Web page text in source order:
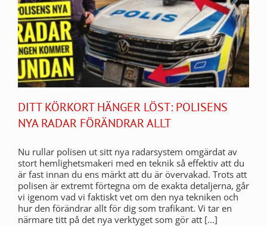
DITT KÖRKORT HÄNGER LÖST: POLISENS
NYA RADAR FÖRÄNDRAR ALLT
Nu rullar polisen ut sitt nya radarsystem omgärdat av
stort hemlighetsmakeri med en teknik så effektiv att du
är fast innan du ens märkt att du är övervakad. Trots att
polisen är extremt förtegna om de exakta detaljerna, går
vi igenom vad vi faktiskt vet om den nya tekniken och
hur den förändrar allt för dig som trafikant. Vi tar en
närmare titt på det nya verktyget som gör att [...]